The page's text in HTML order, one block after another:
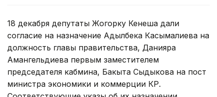
18 декабря депутаты Жогорку Кенеша дали
согласие на назначение Адылбека Касымалиева на
должность главы правительства, Данияра
Амангельдиева первым заместителем
председателя кабмина, Бакыта Сыдыкова на пост
министра экономики и коммерции КР.